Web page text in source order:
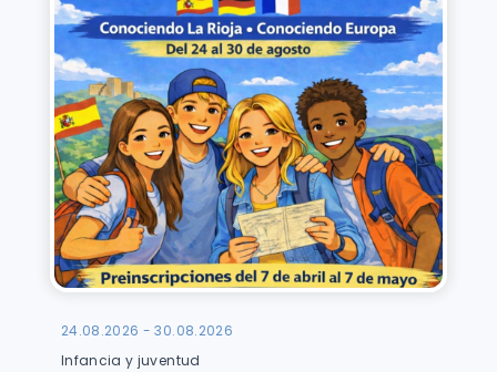
24.08.2026 - 30.08.2026
Infancia y juventud